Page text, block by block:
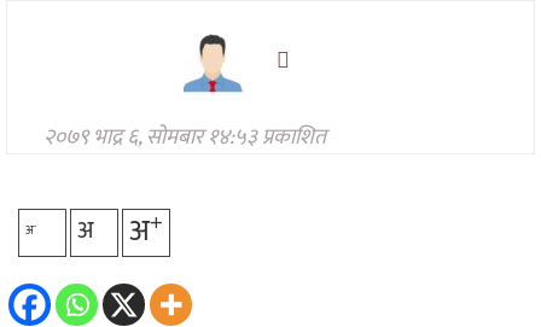
अन्तरवार्ता/
थप
२०७९ भाद्र ६, सोमबार १४:५३ प्रकाशित
अ- अ अ+